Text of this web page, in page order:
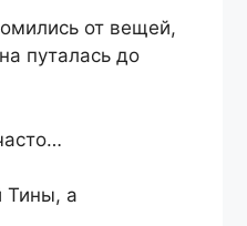
от вещей,
путалась до
Тины, а